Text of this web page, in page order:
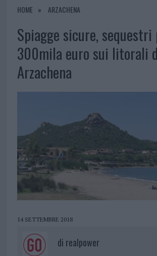
HOME ARZACHENA
Spiagge sicure,
300mila euro sui litorali
Arzachena
14 SETTEMBRE 2018
di realpower